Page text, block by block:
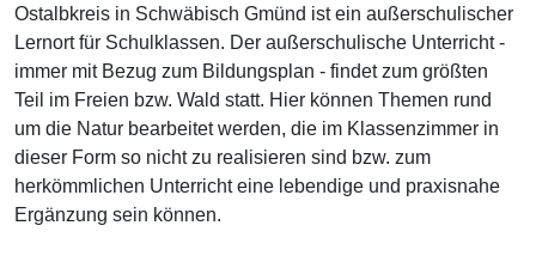
Ostalbkreis in Schwäbisch Gmünd ist ein außerschulischer
Lernort für Schulklassen. Der außerschulische Unterricht -
immer mit Bezug zum Bildungsplan - findet zum größten
Teil im Freien bzw. Wald statt. Hier können Themen rund
um die Natur bearbeitet werden, die im Klassenzimmer in
dieser Form so nicht zu realisieren sind bzw. zum
herkömmlichen Unterricht eine lebendige und praxisnahe
Ergänzung sein können.